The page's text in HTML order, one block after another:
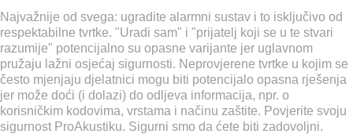
Najvažnije od svega: ugradite alarmni sustav i to isključivo od
respektabilne tvrtke. "Uradi sam" i "prijatelj koji se u te stvari
razumije" potencijalno su opasne varijante jer uglavnom
pružaju lažni osjećaj sigurnosti. Neprovjerene tvrtke u kojim se
često mjenjaju djelatnici mogu biti potencijalo opasna rješenja
jer može doći (i dolazi) do odljeva informacija, npr. o
korisničkim kodovima, vrstama i načinu zaštite. Povjerite svoju
sigurnost ProAkustiku. Sigurni smo da ćete biti zadovoljni.